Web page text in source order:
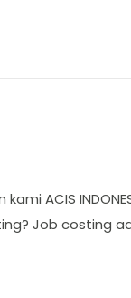
ACIS
Job costing